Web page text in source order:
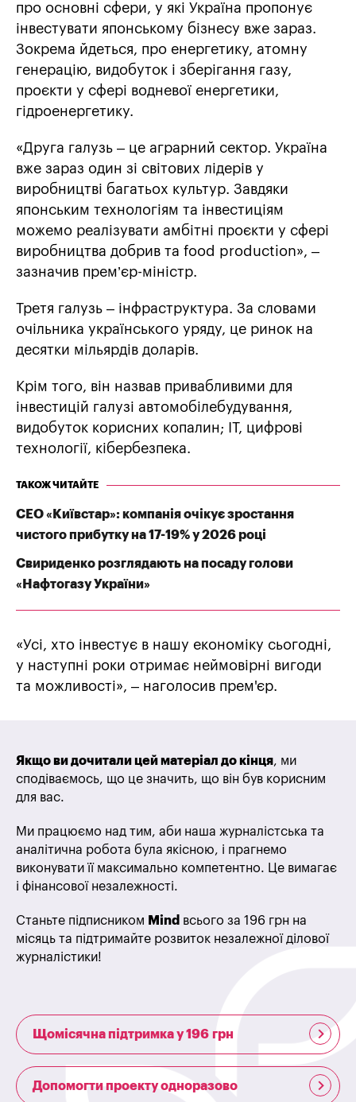
про основні сфери, у які Україна пропонує
інвестувати японському бізнесу вже зараз.
Зокрема йдеться, про енергетику, атомну
генерацію, видобуток і зберігання газу,
проєкти у сфері водневої енергетики,
гідроенергетику.
«Друга галузь – це аграрний сектор. Україна
вже зараз один зі світових лідерів у
виробництві багатьох культур. Завдяки
японським технологіям та інвестиціям
можемо реалізувати амбітні проєкти у сфері
виробництва добрив та food production», –
зазначив прем’єр-міністр.
Третя галузь – інфраструктура. За словами
очільника українського уряду, це ринок на
десятки мільярдів доларів.
Крім того, він назвав привабливими для
інвестицій галузі автомобілебудування,
видобуток корисних копалин; ІТ, цифрові
технології, кібербезпека.
ТАКОЖ ЧИТАЙТЕ
СЕО «Київстар»: компанія очікує зростання
чистого прибутку на 17-19% у 2026 році
Свириденко розглядають на посаду голови
«Нафтогазу України»
«Усі, хто інвестує в нашу економіку сьогодні,
у наступні роки отримає неймовірні вигоди
та можливості», – наголосив прем'єр.
Якщо ви дочитали цей матеріал до кінця, ми
сподіваємось, що це значить, що він був корисним
для вас.
Ми працюємо над тим, аби наша журналістська та
аналітична робота була якісною, і прагнемо
виконувати її максимально компетентно. Це вимагає
і фінансової незалежності.
Станьте підписником Mind всього за 196 грн на
місяць та підтримайте розвиток незалежної ділової
журналістики!
Щомісячна підтримка у 196 грн
Допомогти проекту одноразово